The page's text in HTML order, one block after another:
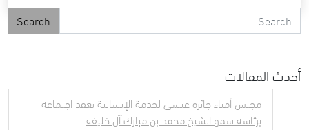
Search for:
أحدث المقالات
مجلس أمناء جائزة عيسى لخدمة الإنسانية يعقد اجتماعه
برئاسة سمو الشيخ محمد بن مبارك آل خليفة